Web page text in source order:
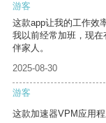
游客
这款app让我的工作效
我以前经常加班，现
伴家人。
2025-08-30
游客
这款加速器VPM应用